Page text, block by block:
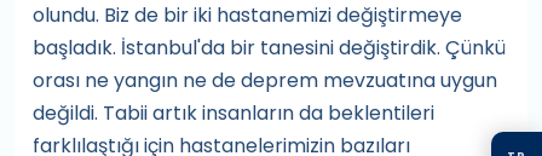
olundu. Biz de bir iki hastanemizi değiştirmeye
başladık. İstanbul'da bir tanesini değiştirdik. Çünkü
orası ne yangın ne de deprem mevzuatına uygun
değildi. Tabii artık insanların da beklentileri
farklılaştığı için hastanelerimizin bazıları